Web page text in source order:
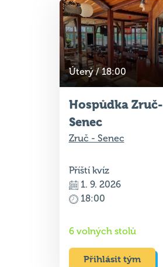
Úterý / 18:00
Hospůdka Zruč-
Senec
Zruč - Senec
Příští kvíz
1. 9. 2026
18:00
6 volných stolů
Přihlásit tým